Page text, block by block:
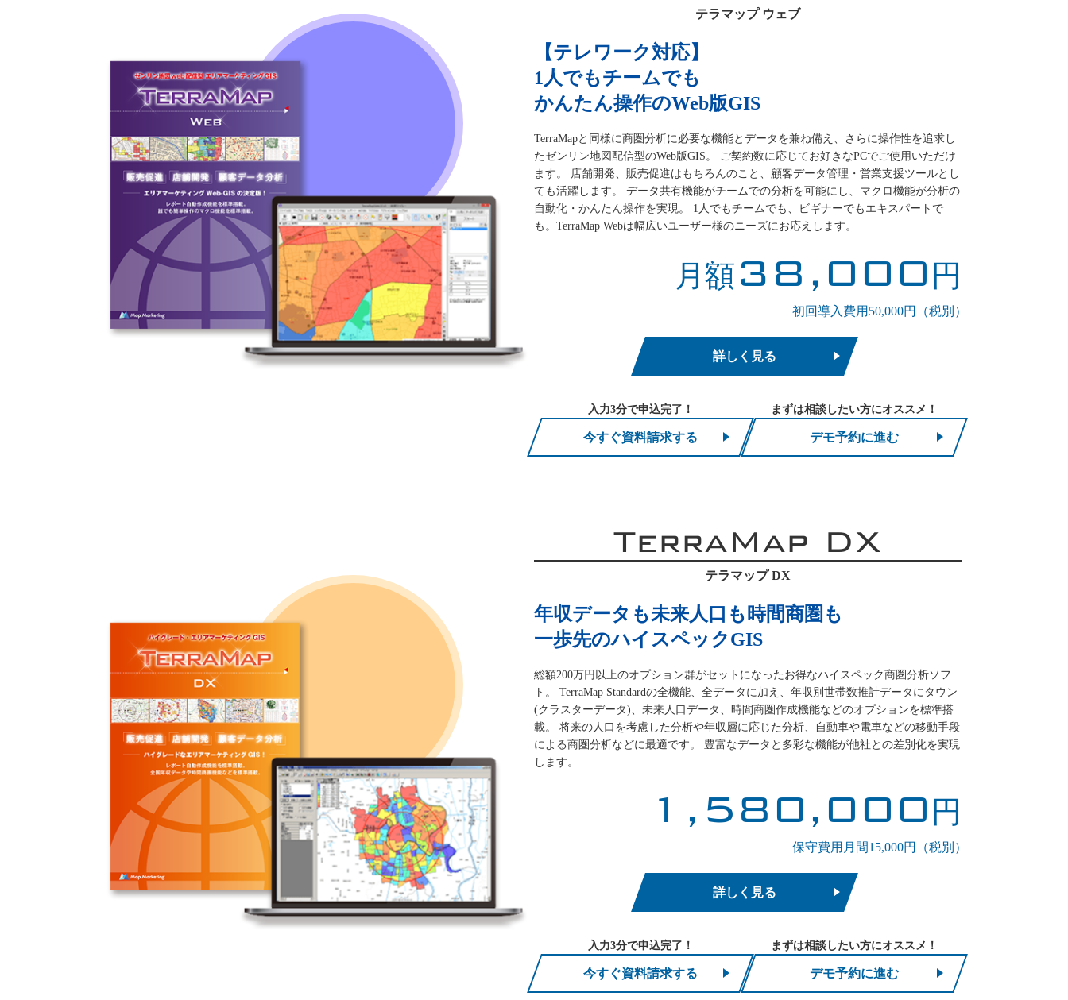
テラマップ ウェブ
【テレワーク対応】
1人でもチームでも
かんたん操作のWeb版GIS
TerraMapと同様に商圏分析に必要な機能とデータを兼ね備え、さらに操作性を追求し
たゼンリン地図配信型のWeb版GIS。 ご契約数に応じてお好きなPCでご使用いただけ
ます。 店舗開発、販売促進はもちろんのこと、顧客データ管理・営業支援ツールとし
ても活躍します。 データ共有機能がチームでの分析を可能にし、マクロ機能が分析の
自動化・かんたん操作を実現。 1人でもチームでも、ビギナーでもエキスパートで
も。TerraMap Webは幅広いユーザー様のニーズにお応えします。
月額38,000 円
初回導入費用50,000円（税別）
詳しく見る
入力3分で申込完了！
今すぐ資料請求する
まずは相談したい方にオススメ！
デモ予約に進む
TerraMap DX
テラマップ DX
年収データも未来人口も時間商圏も
一歩先のハイスペックGIS
総額200万円以上のオプション群がセットになったお得なハイスペック商圏分析ソフ
ト。 TerraMap Standardの全機能、全データに加え、年収別世帯数推計データにタウン
(クラスターデータ)、未来人口データ、時間商圏作成機能などのオプションを標準搭
載。 将来の人口を考慮した分析や年収層に応じた分析、自動車や電車などの移動手段
による商圏分析などに最適です。 豊富なデータと多彩な機能が他社との差別化を実現
します。
1,580,000 円
保守費用月間15,000円（税別）
詳しく見る
入力3分で申込完了！
今すぐ資料請求する
まずは相談したい方にオススメ！
デモ予約に進む